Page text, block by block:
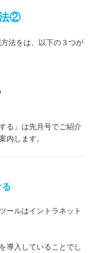
②
法をは、以下の３つが
る」は先月号でご紹介
内します。
ールはイントラネット
導入していることでし